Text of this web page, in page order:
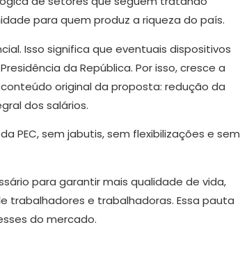
para quem produz a riqueza do país.
Isso significa que eventuais dispositivos
da República. Por isso, cresce a
original da proposta: redução da
dos salários.
PEC, sem jabutis, sem flexibilizações e sem
para garantir mais qualidade de vida,
trabalhadores e trabalhadoras. Essa pauta
do mercado.